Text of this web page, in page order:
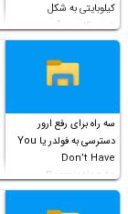
کیلوبایتی به شکل
شورت‌کات در آن موجود
است!
سه راه برای رفع ارور
دسترسی به فولدر یا You
Don’t Have
Permission to
Access this folder